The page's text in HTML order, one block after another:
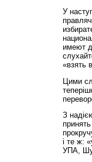
У
имеют
«взять
Цими
З
і те ж:
УПА,